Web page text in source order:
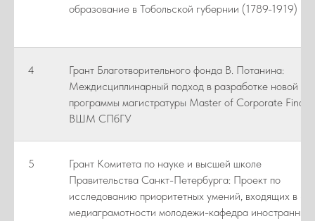
образование в Тобольской губернии (1789-1919)
4
Грант Благотворительного фонда В. Потанина:
Междисциплинарный подход в разработке новой
программы магистратуры Master of Corporate
ВШМ СПбГУ
5
Грант Комитета по науке и высшей школе
Правительства Санкт-Петербурга: Проект по
исследованию приоритетных умений, входящих в
медиаграмотности молодежи-кафедра иностранных